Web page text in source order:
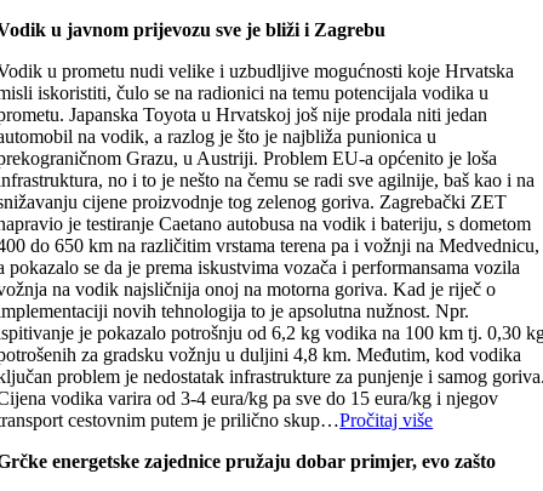
u javnom prijevozu sve je bliži i Zagrebu
u prometu nudi velike i uzbudljive mogućnosti koje Hrvatska
iskoristiti, čulo se na radionici na temu potencijala vodika u
Japanska Toyota u Hrvatskoj još nije prodala niti jedan
na vodik, a razlog je što je najbliža punionica u
Grazu, u Austriji. Problem EU-a općenito je loša
no i to je nešto na čemu se radi sve agilnije, baš kao i na
cijene proizvodnje tog zelenog goriva. Zagrebački ZET
je testiranje Caetano autobusa na vodik i bateriju, s dometom
do 650 km na različitim vrstama terena pa i vožnji na Medvednicu,
pokazalo se da je prema iskustvima vozača i performansama vozila
na vodik najsličnija onoj na motorna goriva. Kad je riječ o
novih tehnologija to je apsolutna nužnost. Npr.
je pokazalo potrošnju od 6,2 kg vodika na 100 km tj. 0,30
za gradsku vožnju u duljini 4,8 km. Međutim, kod vodika
problem je nedostatak infrastrukture za punjenje i samog
vodika varira od 3-4 eura/kg pa sve do 15 eura/kg i njegov
cestovnim putem je prilično skup…Pročitaj više
energetske zajednice pružaju dobar primjer, evo zašto